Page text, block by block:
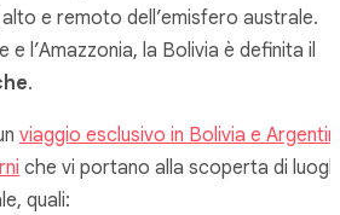
alto e remoto dell’emisfero australe.
e l’Amazzonia, la Bolivia è definita il
.
viaggio esclusivo in Bolivia e
che vi portano alla scoperta di
quali: